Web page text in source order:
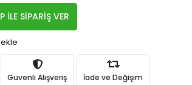
İLE SİPARİŞ VER
Güvenli Alışveriş İade ve Değişim